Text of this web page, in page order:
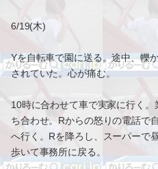
6/19(木)
Yを自転車で園に送る。途中、轢
されていた。心が痛む。
10時に合わせて車で実家に行く
ち合わせ。Rからの怒りの電話で
へ行く。Rを降ろし、スーパーで
歩いて事務所に戻る。